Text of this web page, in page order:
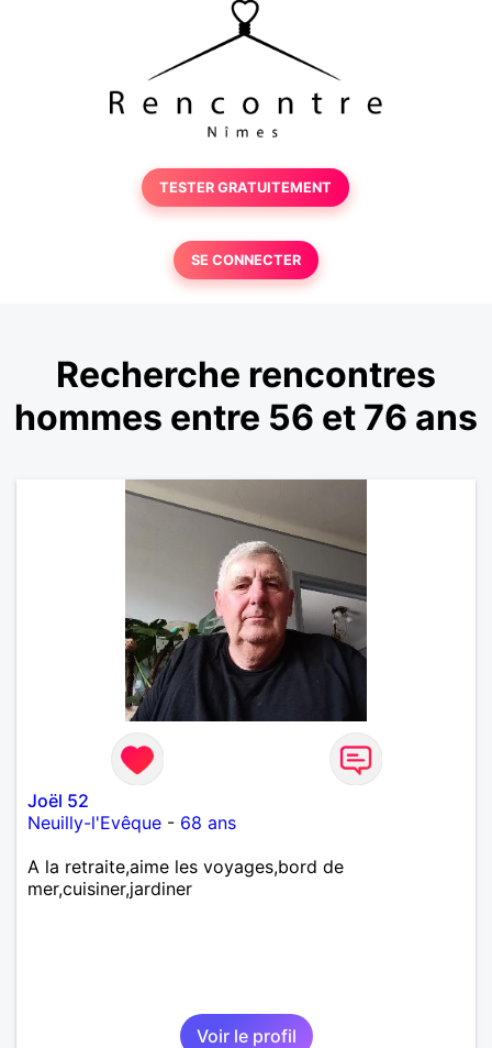
TESTER GRATUITEMENT
SE CONNECTER
Recherche rencontres
hommes entre 56 et 76 ans
Joël 52
Neuilly-l'Evêque - 68 ans
A la retraite,aime les voyages,bord de
mer,cuisiner,jardiner
Voir le profil